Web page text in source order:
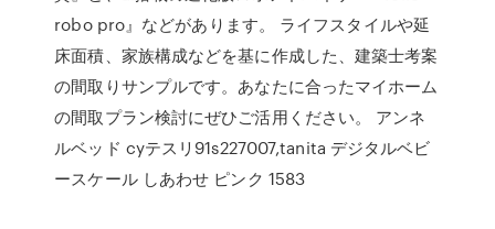
robo pro』などがあります。 ライフスタイルや延
床面積、家族構成などを基に作成した、建築士考案
の間取りサンプルです。あなたに合ったマイホーム
の間取プラン検討にぜひご活用ください。 アンネ
ルベッド cyテスリ91s227007,tanita デジタルベビ
ースケール しあわせ ピンク 1583